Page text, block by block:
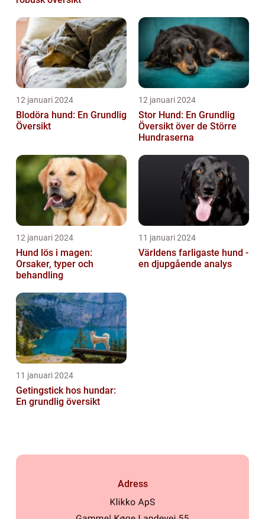
12 januari 2024
Blodöra hund: En Grundlig
Översikt
12 januari 2024
Stor Hund: En Grundlig
Översikt över de Större
Hundraserna
12 januari 2024
Hund lös i magen:
Orsaker, typer och
behandling
11 januari 2024
Världens farligaste hund -
en djupgående analys
11 januari 2024
Getingstick hos hundar:
En grundlig översikt
Adress